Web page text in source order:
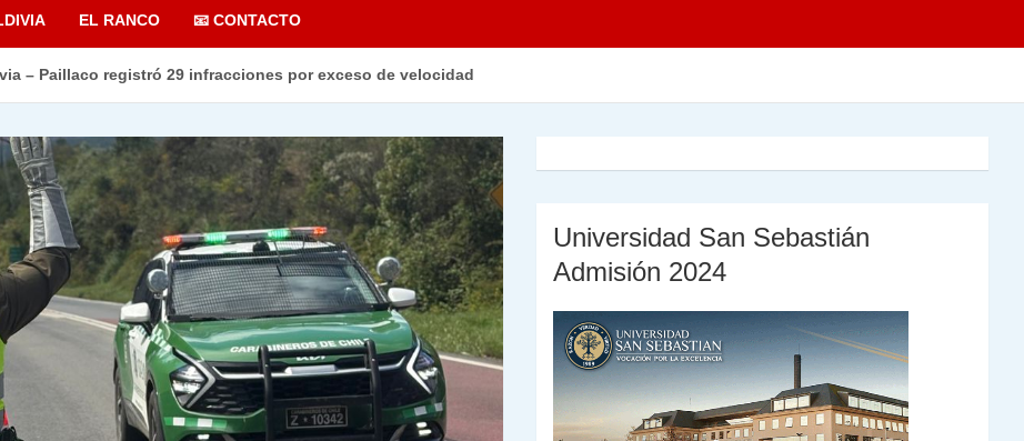
EL RANCO 📧 CONTACTO
– Paillaco registró 29 infracciones por exceso de velocidad
Universidad San Sebastián
Admisión 2024